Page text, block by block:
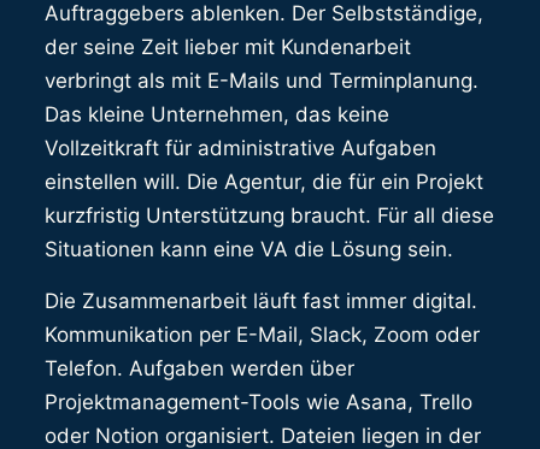
Auftraggebers ablenken. Der Selbstständige,
der seine Zeit lieber mit Kundenarbeit
verbringt als mit E-Mails und Terminplanung.
Das kleine Unternehmen, das keine
Vollzeitkraft für administrative Aufgaben
einstellen will. Die Agentur, die für ein Projekt
kurzfristig Unterstützung braucht. Für all diese
Situationen kann eine VA die Lösung sein.
Die Zusammenarbeit läuft fast immer digital.
Kommunikation per E-Mail, Slack, Zoom oder
Telefon. Aufgaben werden über
Projektmanagement-Tools wie Asana, Trello
oder Notion organisiert. Dateien liegen in der